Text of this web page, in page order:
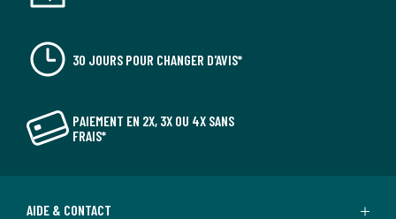
30 JOURS POUR CHANGER D'AVIS*
PAIEMENT EN 2X, 3X OU 4X SANS
FRAIS*
AIDE & CONTACT